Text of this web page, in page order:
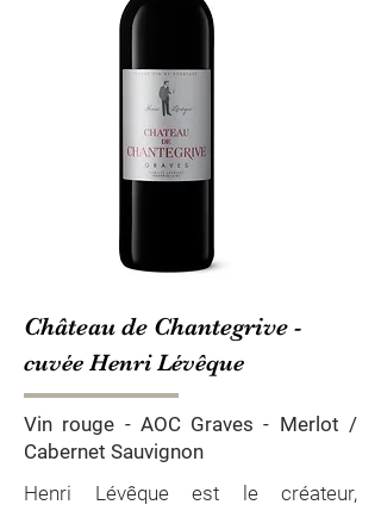
Château de Chantegrive -
cuvée Henri Lévêque
Vin rouge - AOC Graves - Merlot /
Cabernet Sauvignon
Henri Lévêque est le créateur,